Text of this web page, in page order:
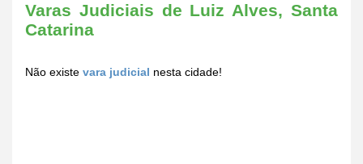
Varas Judiciais de Luiz Alves, Santa
Catarina
Não existe vara judicial nesta cidade!